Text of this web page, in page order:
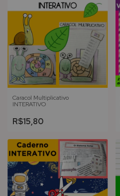
Caracol Multiplicativo
INTERATIVO
R$15,80